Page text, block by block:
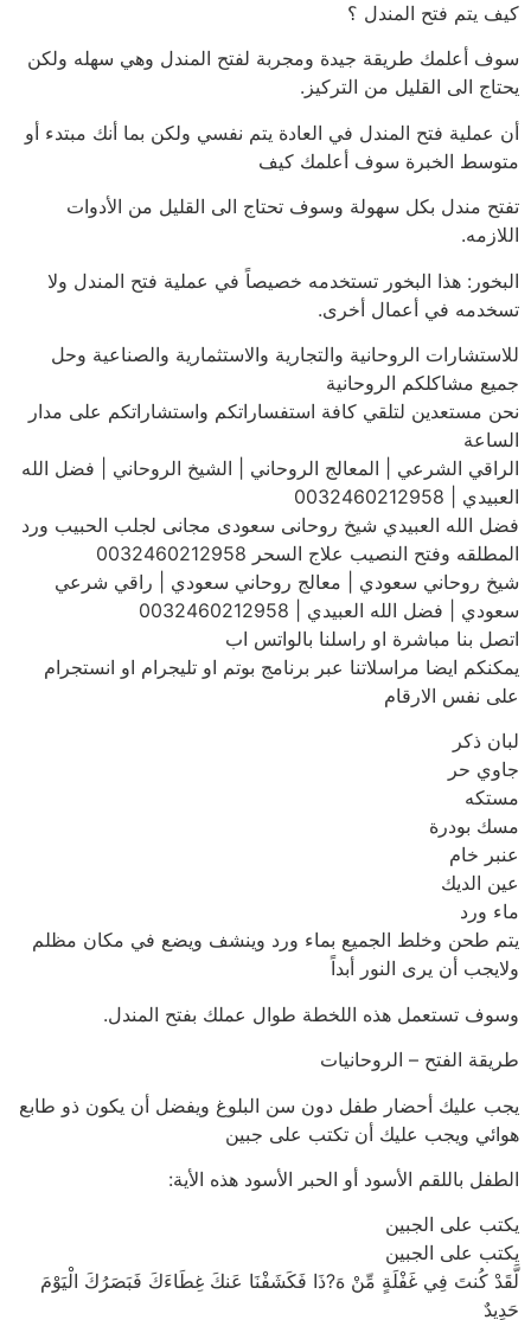
كيف يتم فتح المندل ؟
سوف أعلمك طريقة جيدة ومجربة لفتح المندل وهي سهله ولكن
يحتاج الى القليل من التركيز.
أن عملية فتح المندل في العادة يتم نفسي ولكن بما أنك مبتدء أو
متوسط الخبرة سوف أعلمك كيف
تفتح مندل بكل سهولة وسوف تحتاج الى القليل من الأدوات
اللازمه.
البخور: هذا البخور تستخدمه خصيصاً في عملية فتح المندل ولا
تسخدمه في أعمال أخرى.
للاستشارات الروحانية والتجارية والاستثمارية والصناعية وحل
جميع مشاكلكم الروحانية
نحن مستعدين لتلقي كافة استفساراتكم واستشاراتكم على مدار
الساعة
الراقي الشرعي | المعالج الروحاني | الشيخ الروحاني | فضل الله
العبيدي | 0032460212958
فضل الله العبيدي شيخ روحانى سعودى مجانى لجلب الحبيب ورد
المطلقه وفتح النصيب علاج السحر 0032460212958
شيخ روحاني سعودي | معالج روحاني سعودي | راقي شرعي
سعودي | فضل الله العبيدي | 0032460212958
اتصل بنا مباشرة او راسلنا بالواتس اب
يمكنكم ايضا مراسلاتنا عبر برنامج بوتم او تليجرام او انستجرام
على نفس الارقام
لبان ذكر
جاوي حر
مستكه
مسك بودرة
عنبر خام
عين الديك
ماء ورد
يتم طحن وخلط الجميع بماء ورد وينشف ويضع في مكان مظلم
ولايجب أن يرى النور أبداً
وسوف تستعمل هذه اللخطة طوال عملك بفتح المندل.
طريقة الفتح – الروحانيات
يجب عليك أحضار طفل دون سن البلوغ ويفضل أن يكون ذو طابع
هوائي ويجب عليك أن تكتب على جبين
الطفل باللقم الأسود أو الحبر الأسود هذه الأية:
يكتب على الجبين
يكتب على الجبين
لَّقَدْ كُنتَ فِي غَفْلَةٍ مِّنْ هَ?ذَا فَكَشَفْنَا عَنكَ غِطَاءَكَ فَبَصَرُكَ الْيَوْمَ
حَدِيدٌ